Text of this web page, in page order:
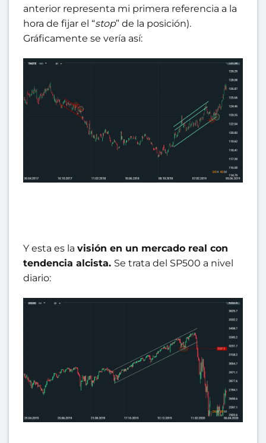
anterior representa mi primera referencia a la
hora de fijar el “stop” de la posición).
Gráficamente se vería así:
Y esta es la visión en un mercado real con
tendencia alcista. Se trata del SP500 a nivel
diario: